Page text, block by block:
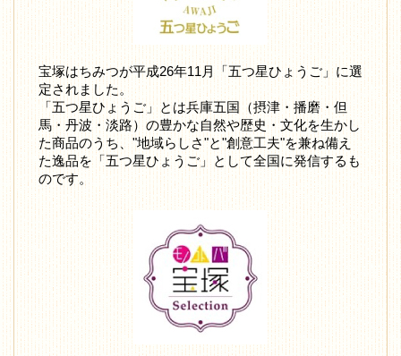
宝塚はちみつが平成26年11月「五つ星ひょうご」に選
定されました。
「五つ星ひょうご」とは兵庫五国（摂津・播磨・但
馬・丹波・淡路）の豊かな自然や歴史・文化を生かし
た商品のうち、"地域らしさ"と"創意工夫"を兼ね備え
た逸品を「五つ星ひょうご」として全国に発信するも
のです。